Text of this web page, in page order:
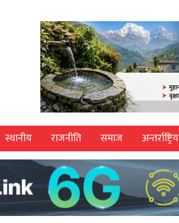
स्थानीय राजनीति समाज अन्तर्राष्ट्रिय